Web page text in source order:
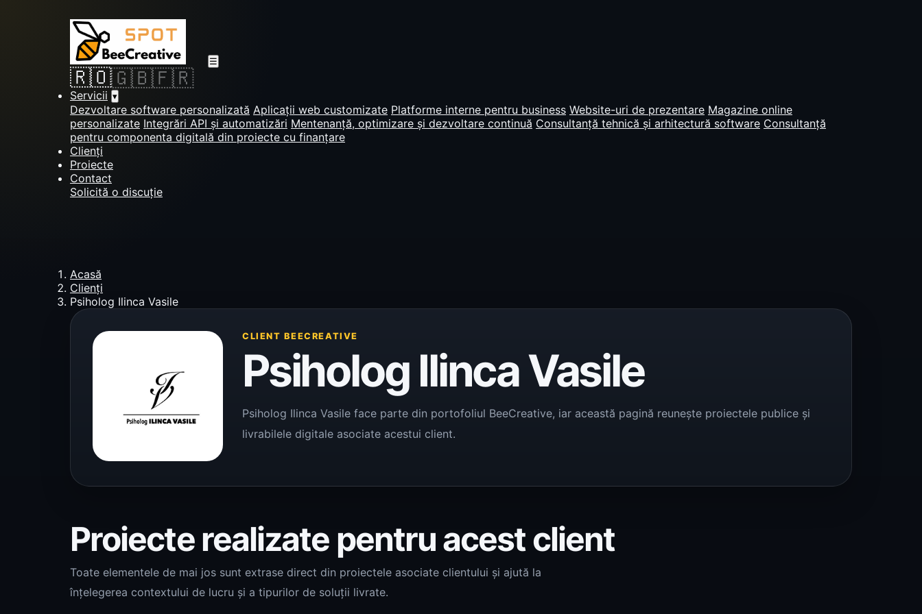
☰
🇷🇴🇬🇧🇫🇷
Servicii ▾
Dezvoltare software personalizată Aplicații web customizate Platforme interne pentru business Website-uri de prezentare Magazine online
personalizate Integrări API și automatizări Mentenanță, optimizare și dezvoltare continuă Consultanță tehnică și arhitectură software Consultanță
pentru componenta digitală din proiecte cu finanțare
Clienți
Proiecte
Contact
Solicită o discuție
Acasă
Clienți
Psiholog Ilinca Vasile
CLIENT BEECREATIVE
Psiholog Ilinca Vasile
Psiholog Ilinca Vasile face parte din portofoliul BeeCreative, iar această pagină reunește proiectele publice și
livrabilele digitale asociate acestui client.
Proiecte realizate pentru acest client
Toate elementele de mai jos sunt extrase direct din proiectele asociate clientului și ajută la
înțelegerea contextului de lucru și a tipurilor de soluții livrate.